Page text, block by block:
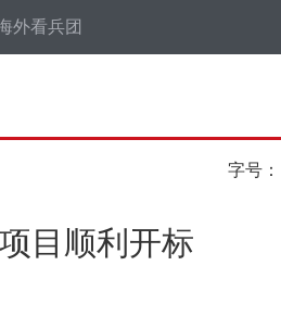
外看兵团
字号：
目顺利开标